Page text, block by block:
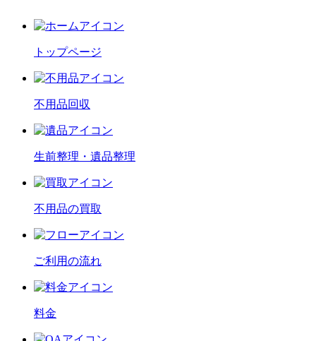
トップページ
不用品回収
生前整理・遺品整理
不用品の買取
ご利用の流れ
料金